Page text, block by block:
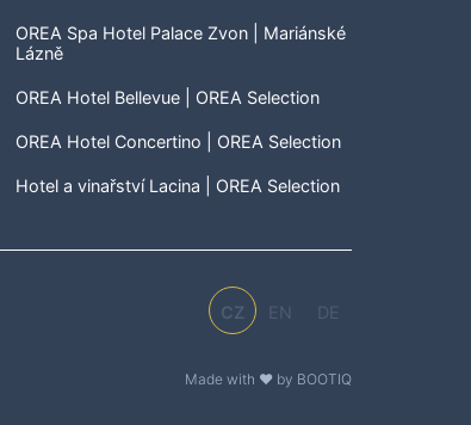
OREA Spa Hotel Palace Zvon | Mariánské
Lázně
OREA Hotel Bellevue | OREA Selection
OREA Hotel Concertino | OREA Selection
Hotel a vinařství Lacina | OREA Selection
CZ EN DE
Made with ♥ by BOOTIQ